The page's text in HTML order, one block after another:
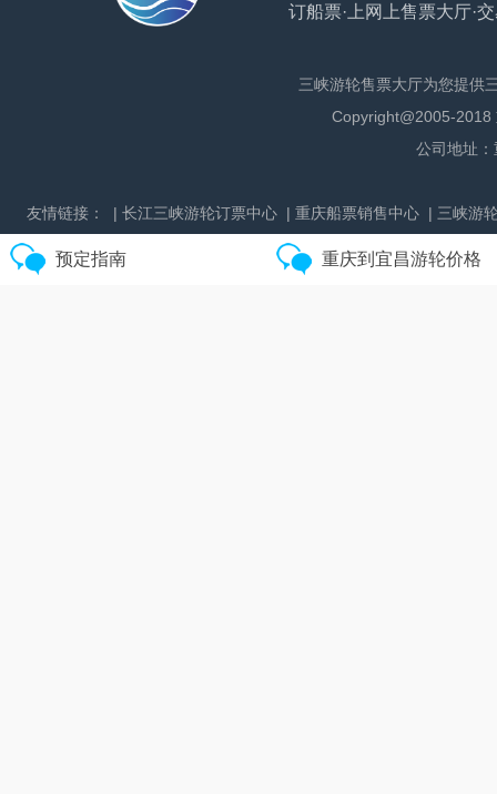
订船票·上网上售票大厅·
三峡游轮售票大厅为您提供
Copyright@2005-2018
公司地址
友情链接： | 长江三峡游轮订票中心 | 重庆船票销售中心 | 三峡游
预定指南 重庆到宜昌游轮价格